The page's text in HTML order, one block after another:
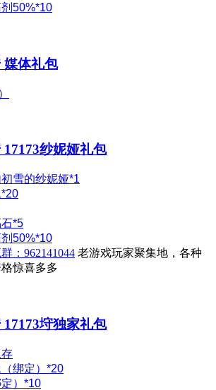
50%*10
媒体礼包
纱妮娅礼包
雪的纱妮娅*1
*5
50%*10
： 962141044 老游戏玩家聚集地，各种
惊喜多多
垨独家礼包
绑定）*20
）*10